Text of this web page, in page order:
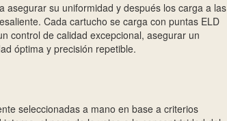
asegurar su uniformidad y después los carga a las
Cada cartucho se carga con puntas ELD
control de calidad excepcional, asegurar un
óptima y precisión repetible.
seleccionadas a mano en base a criterios